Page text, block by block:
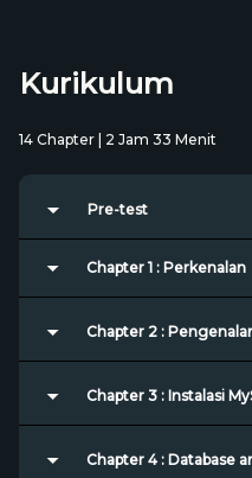
Kurikulum
14 Chapter | 2 Jam 33 Menit
Pre-test
Chapter 1 : Perkenalan
Chapter 2 :
Chapter 3 : Instalasi
Chapter 4 : Database